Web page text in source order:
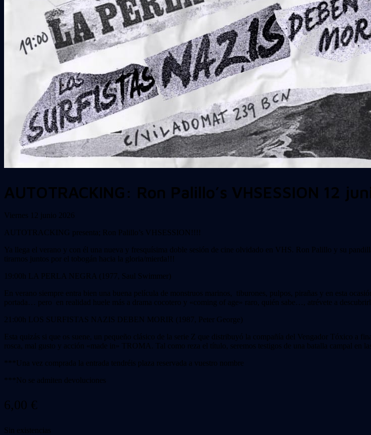
AUTOTRACKING: Ron Palillo’s VHSESSION 12
Viernes 12 junio 2026
AUTOTRACKING presenta; Ron Palillo’s VHSESSION!!!!
Ya llega el verano y con él una nueva y fresquísima doble sesión de cine olvidado en VHS. Ron Palillo y su
tirarnos juntos por el tobogán hacia la gloria/mierda!!!
19:00h LA PERLA NEGRA (1977, Saul Swimmer)
En verano siempre entra bien una buena película de monstruos marinos, tiburones, pulpos, pirañas y en esta
portada… pero en realidad huele más a drama cocotero y «coming of age» raro, quién sabe…, atrévete a
21:00h LOS SURFISTAS NAZIS DEBEN MORIR (1987, Peter George)
Esta quizás si que os suene, un pequeño clásico de la serie Z que distribuyó la compañía del Vengador Tóxico a
rosca, mal gusto y acción «made in» TROMA. Tal como reza el título, seremos testigos de una batalla campal en
***Una vez comprada la entrada tendréis plaza reservada a vuestro nombre
***No se admiten devoluciones
6,00 €
Sin existencias